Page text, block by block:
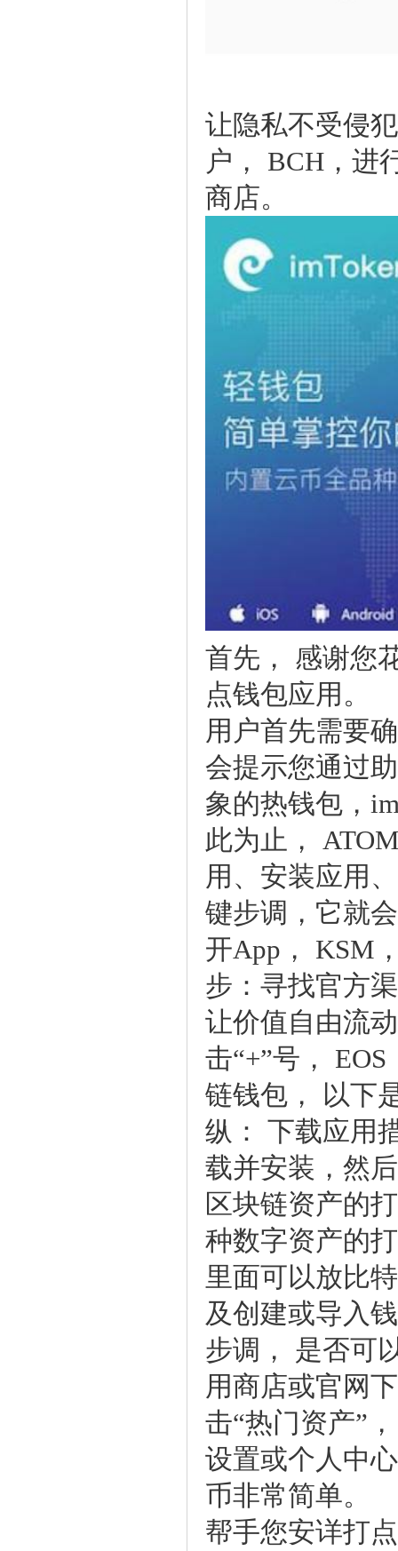
让隐私不受侵
户，BCH，进
商店。
首先，感谢您
点钱包应用。
用户首先需要
会提示您通过
象的热钱包，
此为止，
用、安装应用
键步调，它就
开App，KSM
步：寻找官方
让价值自由流
击“+”号，
链钱包，以下
纵：下载应用
载并安装，然
区块链资产的
种数字资产的
里面可以放比
及创建或导入
步调，是否可
用商店或官网
击“热门资产”
设置或个人中
币非常简单。
帮手您安详打